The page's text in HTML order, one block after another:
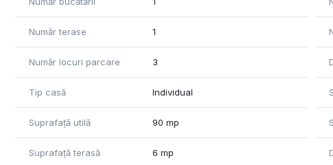
Număr terase 1
Număr locuri parcare 3
Tip casă Individual
Suprafață utilă 90 mp
Suprafață terasă 6 mp